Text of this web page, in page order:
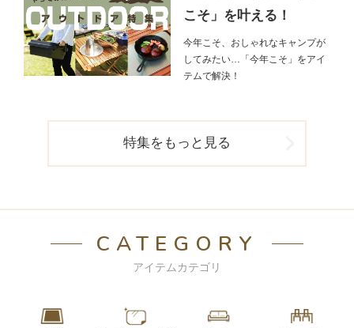
こそ」を叶える！
今年こそ、おしゃれなキャンプが
してみたい…「今年こそ」をアイ
テムで解決！
特集をもっと見る
CATEGORY
アイテムカテゴリ